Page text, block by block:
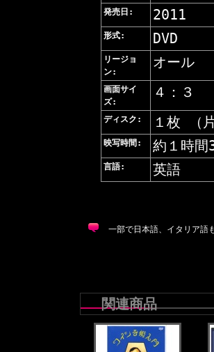
発売日: 2011
形式: DVD
リージョ
ン:
オール
画面サイ
ズ:
４：３
ディスク: １枚 （
映写時間: 約１時間
言語: 英語
一部で日本語、イタリア語
関連商品